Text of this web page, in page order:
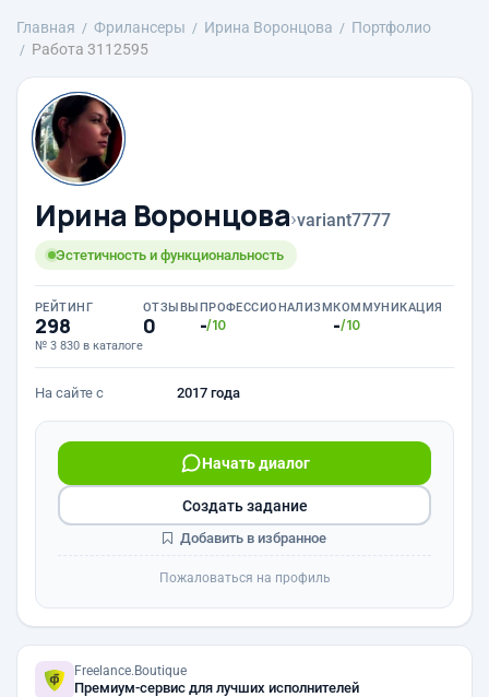
Главная Фрилансеры Ирина Воронцова
Портфолио
Работа 3112595
Ирина Воронцова›variant7777
Эстетичность и функциональность
РЕЙТИНГ
298
№ 3 830 в каталоге
ОТЗЫВЫ
0
ПРОФЕССИОНАЛИЗМ
-/10
КОММУНИКАЦИЯ
-/10
На сайте с 2017 года
Начать диалог
Создать задание
Добавить в избранное
Пожаловаться на профиль
Freelance.Boutique
Премиум-сервис для лучших исполнителей